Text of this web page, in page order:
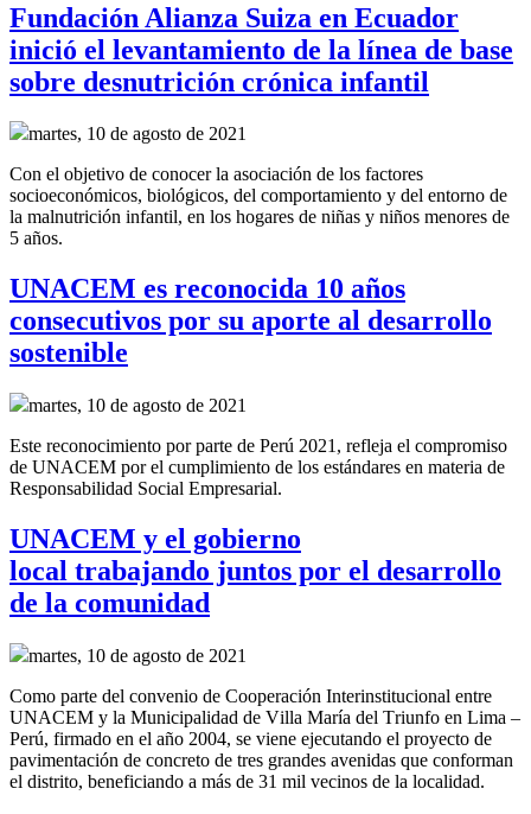
Fundación Alianza Suiza en Ecuador
inició el levantamiento de la línea de base
sobre desnutrición crónica infantil
martes, 10 de agosto de 2021
Con el objetivo de conocer la asociación de los factores
socioeconómicos, biológicos, del comportamiento y del entorno de
la malnutrición infantil, en los hogares de niñas y niños menores de
5 años.
UNACEM es reconocida 10 años
consecutivos por su aporte al desarrollo
sostenible
martes, 10 de agosto de 2021
Este reconocimiento por parte de Perú 2021, refleja el compromiso
de UNACEM por el cumplimiento de los estándares en materia de
Responsabilidad Social Empresarial.
UNACEM y el gobierno
local trabajando juntos por el desarrollo
de la comunidad
martes, 10 de agosto de 2021
Como parte del convenio de Cooperación Interinstitucional entre
UNACEM y la Municipalidad de Villa María del Triunfo en Lima –
Perú, firmado en el año 2004, se viene ejecutando el proyecto de
pavimentación de concreto de tres grandes avenidas que conforman
el distrito, beneficiando a más de 31 mil vecinos de la localidad.